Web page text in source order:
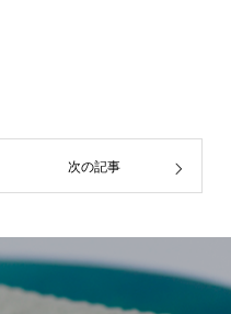
次の記事